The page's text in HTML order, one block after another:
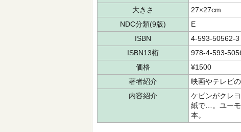
大きさ
27×27cm
NDC分類(9版)
E
ISBN
4-593-50562-3
ISBN13桁
978-4-593-
価格
¥1500
著者紹介
映画やテレビ
内容紹介
ケビンがクレ
紙で…。ユーモ
本。